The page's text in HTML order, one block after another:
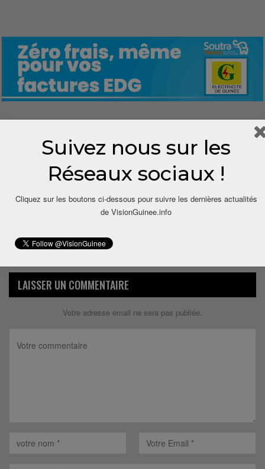
Share
LAISSER UN COMMENTAIRE
Votre adresse email ne sera pas publiée.
Suivez nous sur les
Réseaux sociaux !
Cliquez sur les boutons ci-dessous pour suivre les dernières actualités
de VisionGuinee.info